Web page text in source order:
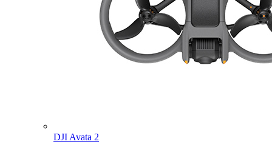
DJI Avata 2